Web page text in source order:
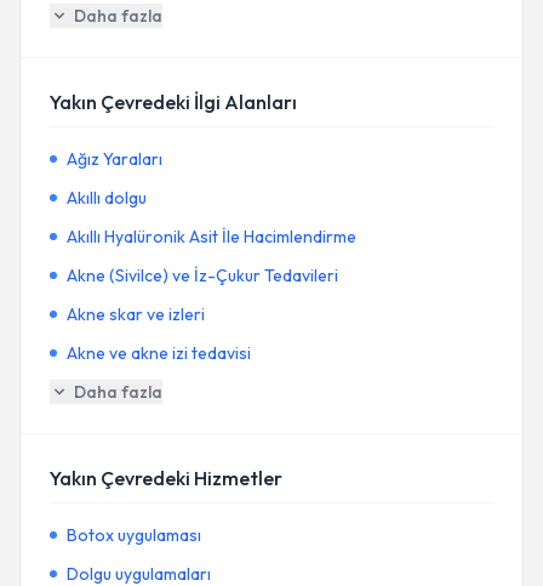
Daha fazla
Yakın Çevredeki İlgi Alanları
Ağız Yaraları
Akıllı dolgu
Akıllı Hyalüronik Asit İle Hacimlendirme
Akne (Sivilce) ve İz-Çukur Tedavileri
Akne skar ve izleri
Akne ve akne izi tedavisi
Daha fazla
Yakın Çevredeki Hizmetler
Botox uygulaması
Dolgu uygulamaları